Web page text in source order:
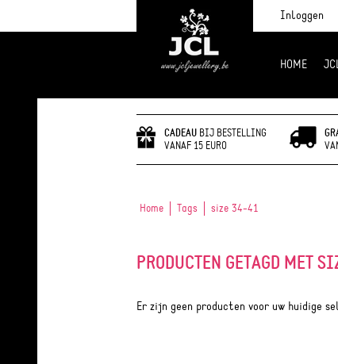
Inloggen
HOME
CADEAU BIJ BESTELLING
VANAF 15 EURO
Home Tags size 34-41
PRODUCTEN GETAGD MET
Er zijn geen producten voor uw huidige